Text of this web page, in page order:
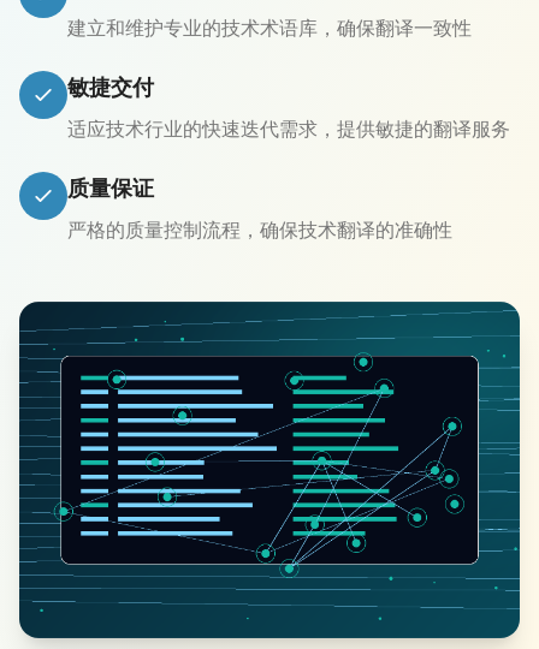
建立和维护专业的技术术语库，确保翻译一致性
敏捷交付
适应技术行业的快速迭代需求，提供敏捷的翻译服务
质量保证
严格的质量控制流程，确保技术翻译的准确性